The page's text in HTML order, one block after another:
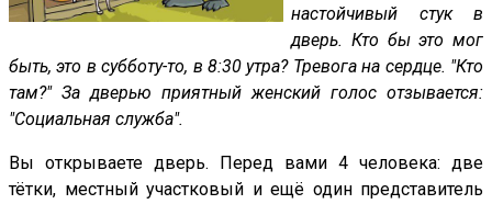
настойчивый стук в
дверь. Кто бы это мог
быть, это в субботу-то, в 8:30 утра? Тревога на сердце. "Кто
там?" За дверью приятный женский голос отзывается:
"Социальная служба".
Вы открываете дверь. Перед вами 4 человека: две
тётки, местный участковый и ещё один представитель